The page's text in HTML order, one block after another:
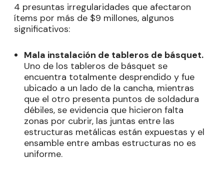
4 presuntas irregularidades que afectaron
ítems por más de $9 millones, algunos
significativos:
Mala instalación de tableros de básquet.
Uno de los tableros de básquet se
encuentra totalmente desprendido y fue
ubicado a un lado de la cancha, mientras
que el otro presenta puntos de soldadura
débiles, se evidencia que hicieron falta
zonas por cubrir, las juntas entre las
estructuras metálicas están expuestas y el
ensamble entre ambas estructuras no es
uniforme.